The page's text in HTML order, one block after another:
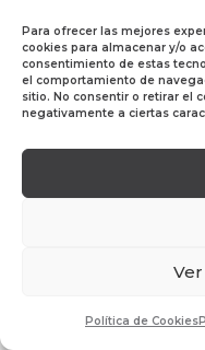
Para ofrecer las mejores
cookies para almacenar y/o
consentimiento de estas
el comportamiento de
sitio. No consentir o retirar el
negativamente a ciertas
Política de Cookies
Política de